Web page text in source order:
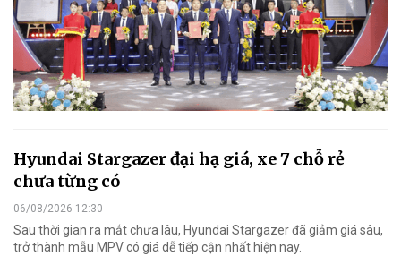
Hyundai Stargazer đại hạ giá, xe 7 chỗ rẻ
chưa từng có
06/08/2026 12:30
Sau thời gian ra mắt chưa lâu, Hyundai Stargazer đã giảm giá sâu,
trở thành mẫu MPV có giá dễ tiếp cận nhất hiện nay.